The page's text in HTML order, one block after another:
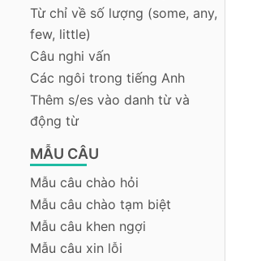
Từ chỉ về số lượng (some, any,
few, little)
Câu nghi vấn
Các ngôi trong tiếng Anh
Thêm s/es vào danh từ và
động từ
MẪU CÂU
Mẫu câu chào hỏi
Mẫu câu chào tạm biệt
Mẫu câu khen ngợi
Mẫu câu xin lỗi